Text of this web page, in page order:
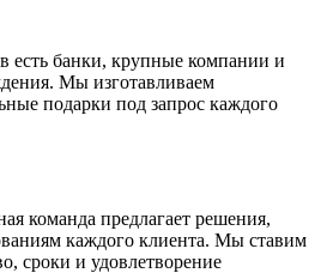
есть банки, крупные компании и
Мы изготавливаем
подарки под запрос каждого
команда предлагает решения,
каждого клиента. Мы ставим
сроки и удовлетворение